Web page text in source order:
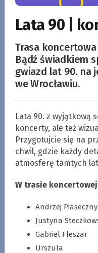
Lata 90 |
Trasa
Bądź świadkiem
gwiazd lat 90. na
we Wrocławiu.
Lata 90. z wyjątkową
koncerty, ale też
Przygotujcie się na
chwil, gdzie każdy
atmosferę tamtych
W trasie koncertowej
Andrzej Piaseczny
Justyna
Gabriel Fleszar
Urszula